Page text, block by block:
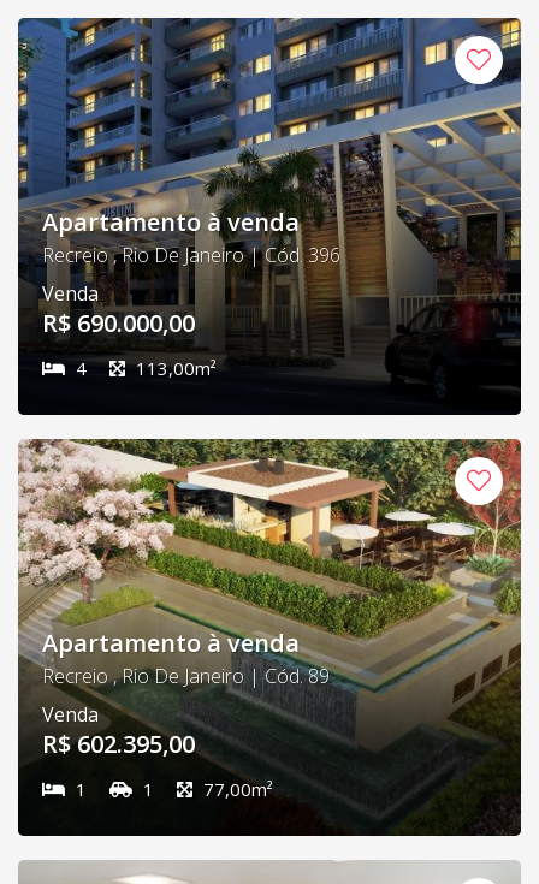
Apartamento à venda
Recreio , Rio De Janeiro | Cód. 396
Venda
R$ 690.000,00
4 113,00m²
Apartamento à venda
Recreio , Rio De Janeiro | Cód. 89
Venda
R$ 602.395,00
1 1 77,00m²